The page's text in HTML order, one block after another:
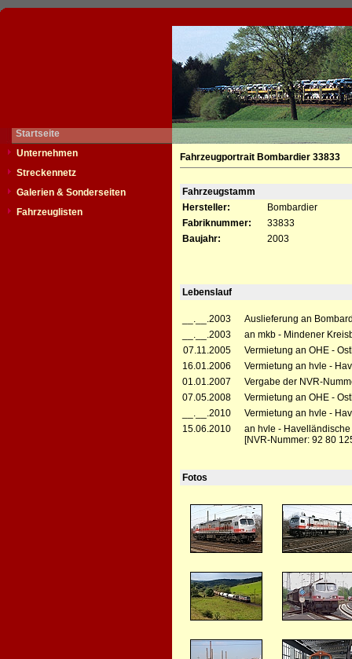
Startseite
Unternehmen
Streckennetz
Galerien & Sonderseiten
Fahrzeuglisten
Fahrzeugportrait Bombardier 33833
Fahrzeugstamm
Hersteller:
Bombardier
Fabriknummer:
33833
Baujahr:
2003
Lebenslauf
__.__.2003
Auslieferung an
__.__.2003
an mkb - Mindener
07.11.2005
Vermietung an OHE -
16.01.2006
Vermietung an hvle -
01.01.2007
Vergabe der NVR-
07.05.2008
Vermietung an OHE -
__.__.2010
Vermietung an hvle -
15.06.2010
an hvle -
[NVR-Nummer: 92 80
Fotos